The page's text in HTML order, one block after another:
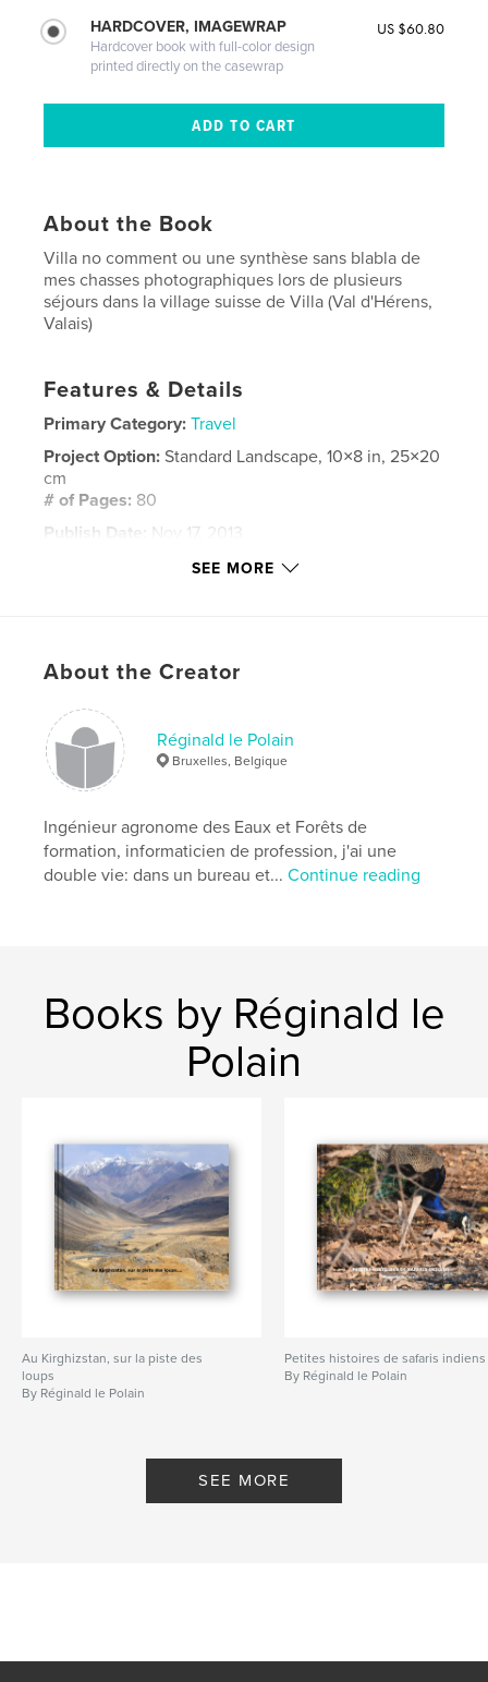
HARDCOVER, IMAGEWRAP
Hardcover book with full-color design
printed directly on the casewrap
US $60.80
About the Book
Villa no comment ou une synthèse sans blabla de
mes chasses photographiques lors de plusieurs
séjours dans la village suisse de Villa (Val d'Hérens,
Valais)
Features & Details
Primary Category: Travel
Project Option:Standard Landscape, 10×8 in, 25×20
cm
# of Pages: 80
Publish Date:
Nov 17, 2013
SEE MORE
About the Creator
Réginald le Polain
Bruxelles, Belgique
Ingénieur agronome des Eaux et Forêts de
formation, informaticien de profession, j'ai une
double vie: dans un bureau et...Continue reading
Books by Réginald le
Polain
Au Kirghizstan, sur la piste des
loups
By Réginald le Polain
Petites histoires de safaris indiens
By Réginald le Polain
SEE MORE